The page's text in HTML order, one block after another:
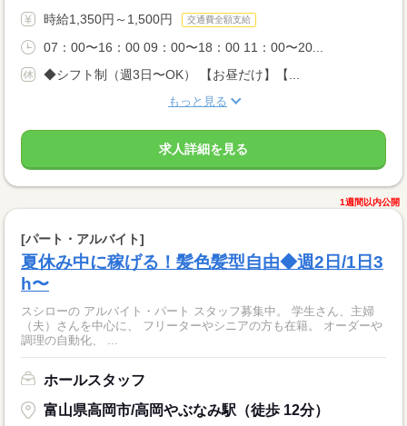
時給1,350円～1,500円 交通費全額支給
07：00〜16：00 09：00〜18：00 11：00〜20...
◆シフト制（週3日〜OK） 【お昼だけ】【...
もっと見る
求人詳細を見る
1週間以内公開
[パート・アルバイト]
夏休み中に稼げる！髪色髪型自由◆週2日/1日3
h〜
スシローの アルバイト・パート スタッフ募集中。 学生さん、主婦
（夫）さんを中心に、 フリーターやシニアの方も在籍。 オーダーや
調理の自動化、 ...
ホールスタッフ
富山県高岡市/高岡やぶなみ駅（徒歩 12分）